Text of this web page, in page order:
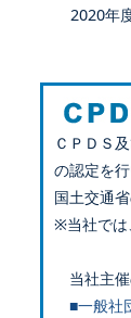
2020年
ＣＰＤＳ
の認定を
国土交通
※当社では
当社主催
■一般社